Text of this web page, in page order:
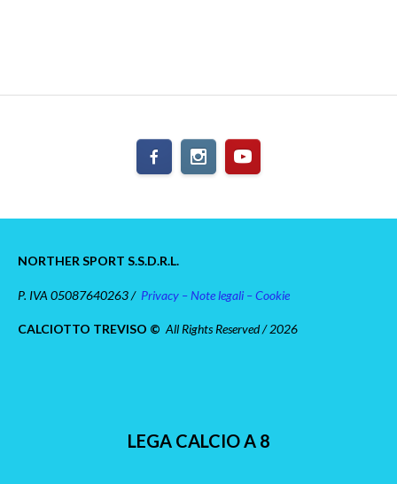
NORTHER SPORT S.S.D.R.L.
P. IVA 05087640263 / Privacy – Note legali – Cookie
CALCIOTTO TREVISO © All Rights Reserved / 2026
LEGA CALCIO A 8